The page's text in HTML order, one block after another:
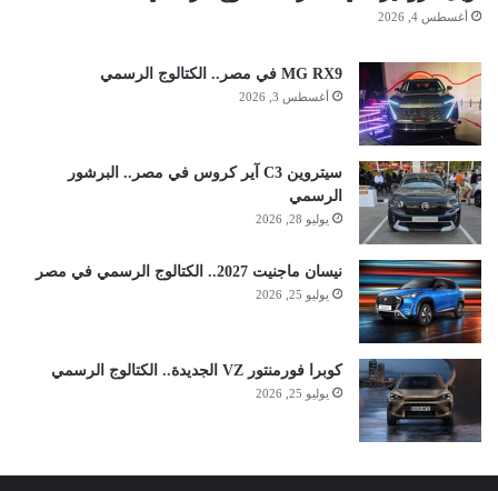
أغسطس 4, 2026
MG RX9 في مصر.. الكتالوج الرسمي
أغسطس 3, 2026
سيتروين C3 آير كروس في مصر.. البرشور
الرسمي
يوليو 28, 2026
نيسان ماجنيت 2027.. الكتالوج الرسمي في مصر
يوليو 25, 2026
كوبرا فورمنتور VZ الجديدة.. الكتالوج الرسمي
يوليو 25, 2026